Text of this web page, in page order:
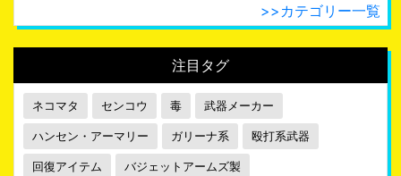
>>カテゴリー一覧
注目タグ
ネコマタ センコウ 毒 武器メーカー
ハンセン・アーマリー ガリーナ系 殴打系武器
回復アイテム バジェットアームズ製